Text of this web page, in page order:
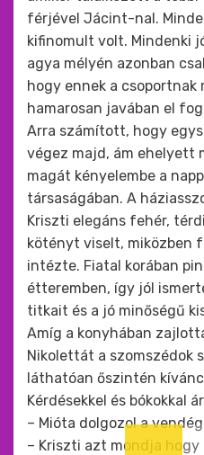
férjével Jácint-nal.
kifinomult volt. Mindenki
agya mélyén azonban
hogy ennek a
hamarosan javában el
Arra számított, hogy
végez majd, ám ehelyett
magát kényelembe a
társaságában. A
Kriszti elegáns fehér,
kötényt viselt, miközben
intézte. Fiatal korában
étteremben, így jól
titkait és a jó minőségű
Amíg a konyhában
Nikolettát a szomszédok
láthatóan őszintén
Kérdésekkel és bókokkal
– Mióta dolgozol a
– Kriszti azt mondja